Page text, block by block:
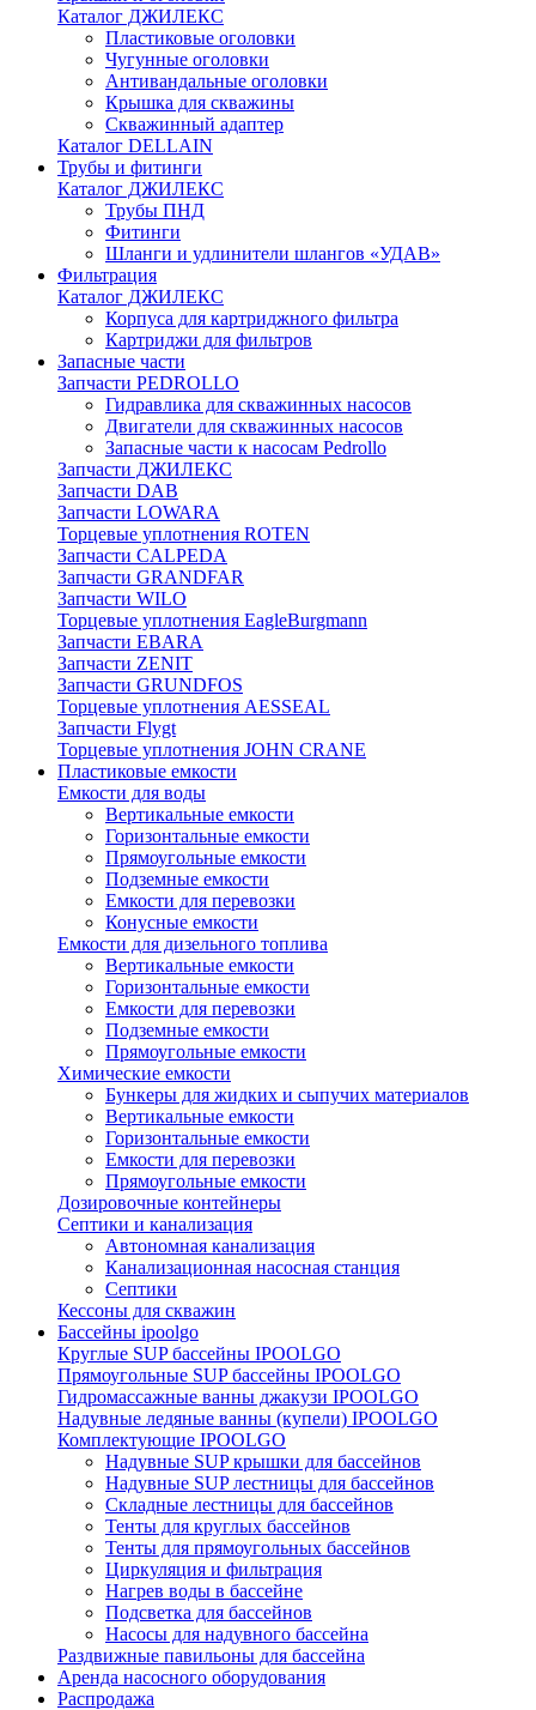
Каталог ДЖИЛЕКС
Пластиковые оголовки
Чугунные оголовки
Антивандальные оголовки
Крышка для скважины
Скважинный адаптер
Каталог DELLAIN
Трубы и фитинги
Каталог ДЖИЛЕКС
Трубы ПНД
Фитинги
Шланги и удлинители шлангов «УДАВ»
Фильтрация
Каталог ДЖИЛЕКС
Корпуса для картриджного фильтра
Картриджи для фильтров
Запасные части
Запчасти PEDROLLO
Гидравлика для скважинных насосов
Двигатели для скважинных насосов
Запасные части к насосам Pedrollo
Запчасти ДЖИЛЕКС
Запчасти DAB
Запчасти LOWARA
Торцевые уплотнения ROTEN
Запчасти CALPEDA
Запчасти GRANDFAR
Запчасти WILO
Торцевые уплотнения EagleBurgmann
Запчасти EBARA
Запчасти ZENIT
Запчасти GRUNDFOS
Торцевые уплотнения AESSEAL
Запчасти Flygt
Торцевые уплотнения JOHN CRANE
Пластиковые емкости
Емкости для воды
Вертикальные емкости
Горизонтальные емкости
Прямоугольные емкости
Подземные емкости
Емкости для перевозки
Конусные емкости
Емкости для дизельного топлива
Вертикальные емкости
Горизонтальные емкости
Емкости для перевозки
Подземные емкости
Прямоугольные емкости
Химические емкости
Бункеры для жидких и сыпучих материалов
Вертикальные емкости
Горизонтальные емкости
Емкости для перевозки
Прямоугольные емкости
Дозировочные контейнеры
Септики и канализация
Автономная канализация
Канализационная насосная станция
Септики
Кессоны для скважин
Бассейны ipoolgo
Круглые SUP бассейны IPOOLGO
Прямоугольные SUP бассейны IPOOLGO
Гидромассажные ванны джакузи IPOOLGO
Надувные ледяные ванны (купели) IPOOLGO
Комплектующие IPOOLGO
Надувные SUP крышки для бассейнов
Надувные SUP лестницы для бассейнов
Складные лестницы для бассейнов
Тенты для круглых бассейнов
Тенты для прямоугольных бассейнов
Циркуляция и фильтрация
Нагрев воды в бассейне
Подсветка для бассейнов
Насосы для надувного бассейна
Раздвижные павильоны для бассейна
Аренда насосного оборудования
Распродажа